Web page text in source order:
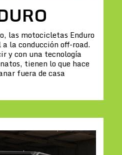
las motocicletas Enduro
la conducción off-road.
y con una tecnología
tienen lo que hace
fuera de casa